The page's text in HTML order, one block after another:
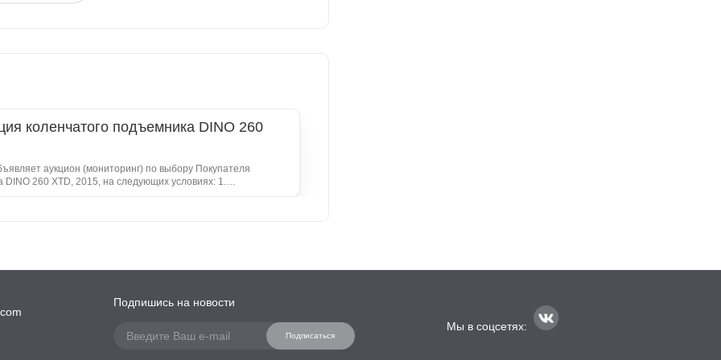
коленчатого подъемника DINO 260
аукцион (мониторинг) по выбору Покупателя
260 XTD, 2015, на следующих условиях: 1.
устройство и маневровое колесо, отсутствует ключ-
область, г. Новомосковск, ул. Связи, д. 10, территория
следующие сопутствующие реализации товара работы: -
Подпишись на новости
Подписаться
Мы в соцсетях: